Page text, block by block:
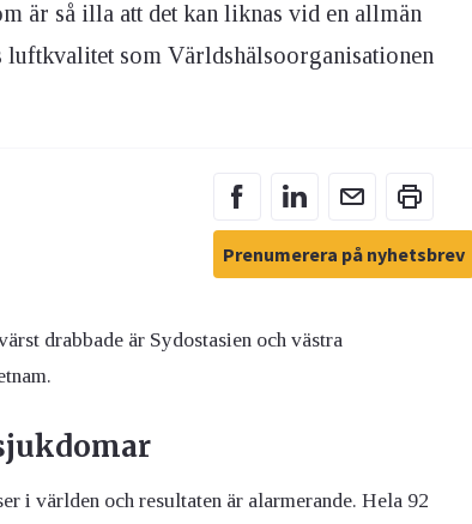
är så illa att det kan liknas vid en allmän
som Världshälsoorganisationen
Prenumerera på nyhetsbrev
drabbade är Sydostasien och västra
i världen och resultaten är alarmerande. Hela 92